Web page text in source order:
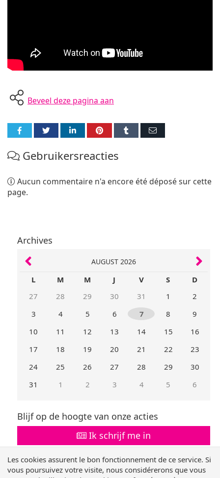
Les cookies assurent le bon fonctionnement de ce service. Si
vous poursuivez votre visite, nous considérerons que vous
Beveel deze pagina aan
Partager
Facebook
Partager
Twitter
Partager
LinkedIn
Partager
Pinterest
PartagerPartager
Gebruikersreacties
Aucun commentaire n'a encore été déposé sur cette
page.
Archives
AUGUST 2026
L M M J V S
D
27
28 29 30 31 1
2
3
4 5 6 7 8
9
10
11 12 13 14 15
16
17
18 19 20 21 22
23
24
25 26 27 28 29
30
31
1 2 3 4 5 6
précédent
suivant
Blijf op de hoogte van onze acties
Ik schrijf me in
Volg ons !